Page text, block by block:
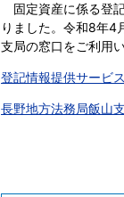
固定資産に係る登
りました。令和8年4
支局の窓口をご利用
登記情報提供サービス
長野地方法務局飯山